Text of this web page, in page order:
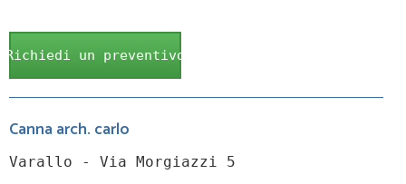
Richiedi un preventivo
Canna arch. carlo
Varallo - Via Morgiazzi 5